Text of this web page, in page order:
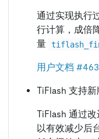
通过实现执行
行计算，成倍
量
用户文档
TiFlash 支持
TiFlash 通过
以有效减少后